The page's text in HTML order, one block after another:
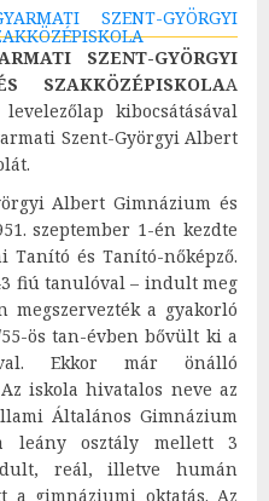
SZENT-GYÖRGYI
SZAKKÖZÉPISKOLAA
kibocsátásával
Szent-Györgyi Albert
Albert Gimnázium és
szeptember 1-én kezdte
Tanító és Tanító-nőképző.
fiú tanulóval – indult meg
megszervezték a gyakorló
ös tan-évben bővült ki a
Ekkor már önálló
iskola hivatalos neve az
Általános Gimnázium
leány osztály mellett 3
reál, illetve humán
a gimnáziumi oktatás. Az